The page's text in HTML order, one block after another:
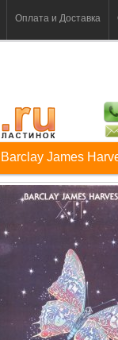
Оплата и Доставка
Barclay James